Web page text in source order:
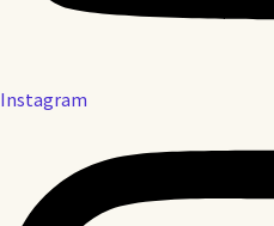
Instagram